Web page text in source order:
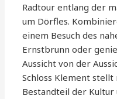
Radtour entlang der
um Dörfles.
einem Besuch des
Ernstbrunn oder
Aussicht von der
Schloss Klement
Bestandteil der Kultur